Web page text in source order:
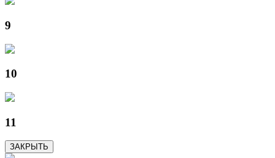
9
10
11
ЗАКРЫТЬ